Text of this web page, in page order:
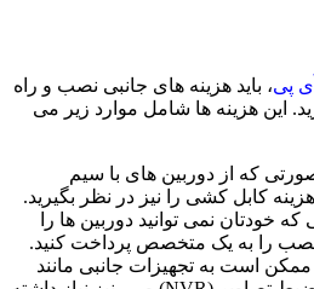
پی، باید هزینه های جانبی نصب و راه
این هزینه ها شامل موارد زیر می
که از دوربین های با سیم
هزینه کابل کشی را نیز در نظر بگیرید.
خودتان نمی توانید دوربین ها را
نصب را به یک متخصص پرداخت کنید.
ممکن است به تجهیزات جانبی مانند